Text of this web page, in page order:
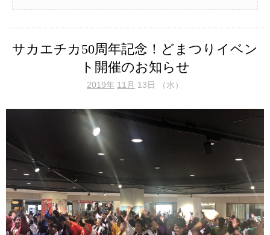
サカエチカ50周年記念！どまつりイベン
ト開催のお知らせ
2019年 11月 13日 （水）